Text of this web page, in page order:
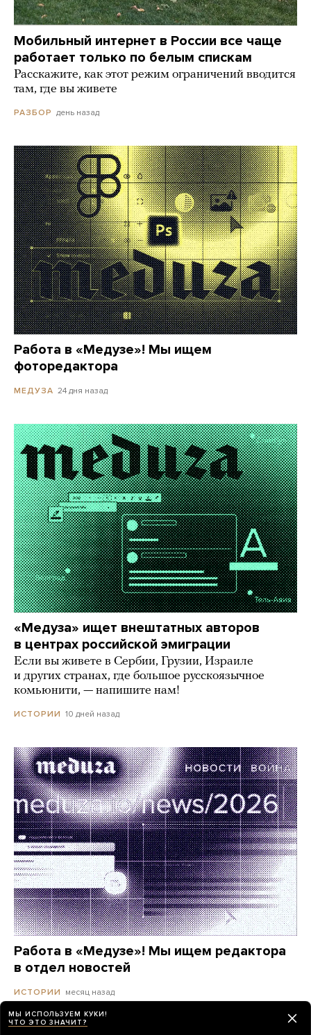
Мобильный интернет в России все чаще
работает только по белым спискам
Расскажите, как этот режим ограничений вводится
там, где вы живете
РАЗБОР день назад
Работа в «Медузе»! Мы ищем
фоторедактора
МЕДУЗА 24 дня назад
«Медуза» ищет внештатных авторов
в центрах российской эмиграции
Если вы живете в Сербии, Грузии, Израиле
и других странах, где большое русскоязычное
комьюнити, — напишите нам!
ИСТОРИИ 10 дней назад
Работа в «Медузе»! Мы ищем редактора
в отдел новостей
ИСТОРИИ месяц назад
МЫ ИСПОЛЬЗУЕМ КУКИ!
ЧТО ЭТО ЗНАЧИТ?